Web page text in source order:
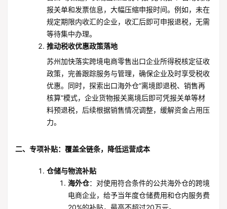
报关单和发票信息，大幅压缩申报时间。例如，未在
规定期限内收汇的企业，收汇后即可申报退税，无需
等待集中办理。
推动税收优惠政策落地
苏州加快落实跨境电商零售出口企业所得税核定征收
政策，完善跟踪服务与管理，确保企业及时享受税收
优惠。同时，探索出口海外仓“离境即退税、销售再
核算”模式，企业货物报关离境后即可凭报关单等材
料预退税，后续根据销售情况调整，缓解资金占用压
力。
二、专项补贴：覆盖全链条，降低运营成本
仓储与物流补贴
海外仓：对使用符合条件的公共海外仓的跨境
电商企业，给予当年度仓储费用和仓内服务费
20%的补贴，最高不超过20万元。